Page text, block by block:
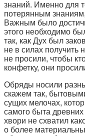
знаний. Именно для
потерянным
Важным было
этого необходимо
так, как Дух был
не в силах получить
не просили, чтобы
конфетку, они
Обряды носили
скажем так,
сущих мелочах,
самого быта
хвори не схватил
о более